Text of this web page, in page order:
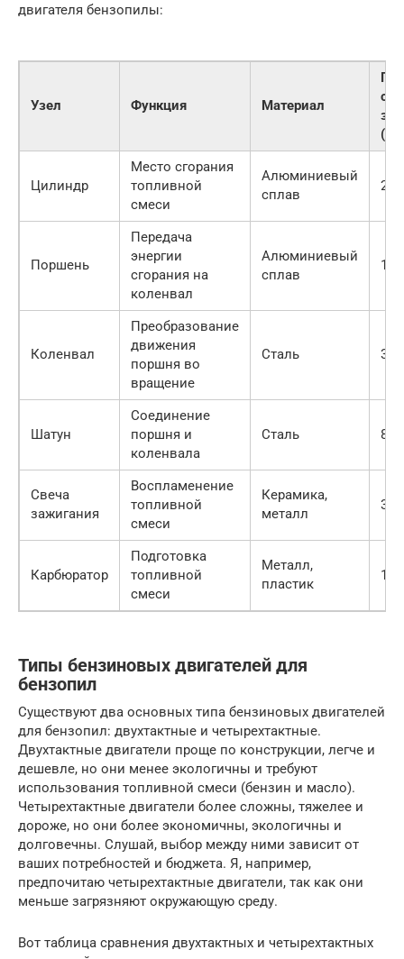
двигателя бензопилы:
Узел Функция Материал
Цилиндр
Место сгорания
топливной
смеси
Алюминиевый
сплав
Поршень
Передача
энергии
сгорания на
коленвал
Алюминиевый
сплав
Коленвал
Преобразование
движения
поршня во
вращение
Сталь
Шатун
Соединение
поршня и
коленвала
Сталь
Свеча
зажигания
Воспламенение
топливной
смеси
Керамика,
металл
Карбюратор
Подготовка
топливной
смеси
Металл,
пластик
Типы бензиновых двигателей для
бензопил
Существуют два основных типа бензиновых двигателей
для бензопил: двухтактные и четырехтактные.
Двухтактные двигатели проще по конструкции, легче и
дешевле, но они менее экологичны и требуют
использования топливной смеси (бензин и масло).
Четырехтактные двигатели более сложны, тяжелее и
дороже, но они более экономичны, экологичны и
долговечны. Слушай, выбор между ними зависит от
ваших потребностей и бюджета. Я, например,
предпочитаю четырехтактные двигатели, так как они
меньше загрязняют окружающую среду.
Вот таблица сравнения двухтактных и четырехтактных